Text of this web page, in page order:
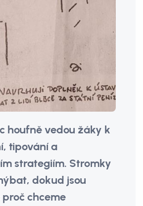
houfně vedou žáky k
tipování a
strategiím. Stromky
dokud jsou
chceme